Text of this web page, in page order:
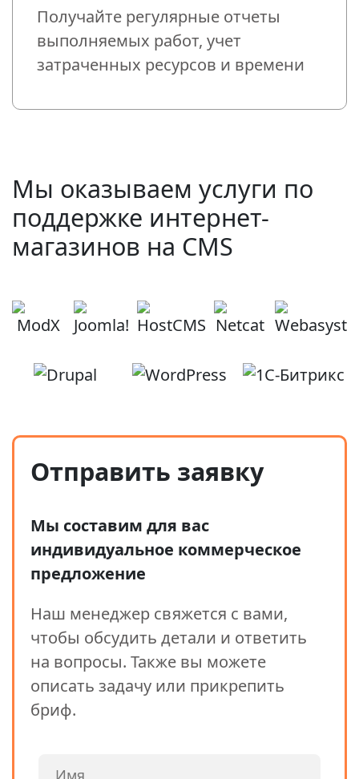
Получайте регулярные отчеты
выполняемых работ, учет
затраченных ресурсов и времени
Мы оказываем услуги по
поддержке интернет-
магазинов на CMS
Отправить заявку
Мы составим для вас
индивидуальное коммерческое
предложение
Наш менеджер свяжется с вами,
чтобы обсудить детали и ответить
на вопросы. Также вы можете
описать задачу или прикрепить
бриф.